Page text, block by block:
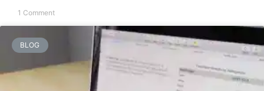
1 Comment
BLOG